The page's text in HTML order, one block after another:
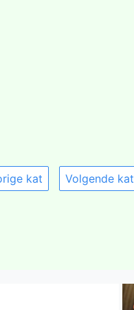
kat Volgende kat